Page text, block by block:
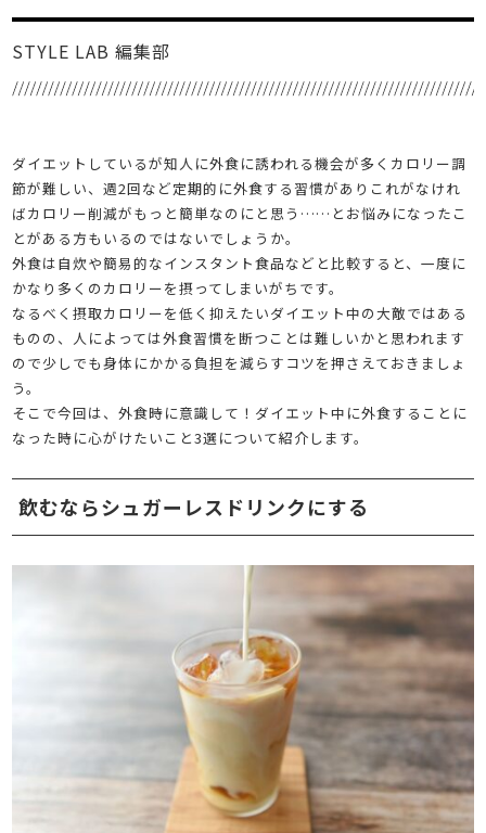
STYLE LAB 編集部
ダイエットしているが知人に外食に誘われる機会が多くカロリー調
節が難しい、週2回など定期的に外食する習慣がありこれがなけれ
ばカロリー削減がもっと簡単なのにと思う……とお悩みになったこ
とがある方もいるのではないでしょうか。
外食は自炊や簡易的なインスタント食品などと比較すると、一度に
かなり多くのカロリーを摂ってしまいがちです。
なるべく摂取カロリーを低く抑えたいダイエット中の大敵ではある
ものの、人によっては外食習慣を断つことは難しいかと思われます
ので少しでも身体にかかる負担を減らすコツを押さえておきましょ
う。
そこで今回は、外食時に意識して！ダイエット中に外食することに
なった時に心がけたいこと3選について紹介します。
飲むならシュガーレスドリンクにする